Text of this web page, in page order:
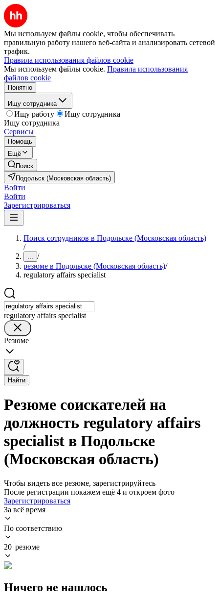
Мы используем файлы cookie, чтобы обеспечивать
правильную работу нашего веб-сайта и анализировать сетевой
трафик.
Правила использования файлов cookie
Мы используем файлы cookie. Правила использования
файлов cookie
Понятно
Ищу сотрудника
Ищу работу
Ищу сотрудника
Ищу сотрудника
Сервисы
Помощь
Ещё
Поиск
Подольск (Московская область)
Войти
Войти
Зарегистрироваться
Поиск сотрудников в Подольске (Московская область)
/
... /
резюме в Подольске (Московская область)/
regulatory affairs specialist
regulatory affairs specialist
Резюме
Найти
Резюме соискателей на
должность regulatory affairs
specialist в Подольске
(Московская область)
Чтобы видеть все резюме, зарегистрируйтесь
После регистрации покажем ещё 4 и откроем фото
Зарегистрироваться
За всё время
По соответствию
20 резюме
Ничего не нашлось